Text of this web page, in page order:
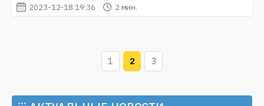
2023-12-18 19:36 2 мин.
1 2 3